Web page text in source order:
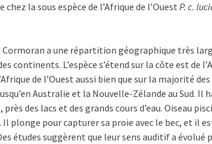
chez la sous espèce de l’Afrique de l’Ouest P. c.
Cormoran a une répartition géographique très
continents. L’espèce s’étend sur la côte est de
de l’Ouest aussi bien que sur la majorité
Australie et la Nouvelle-Zélande au Sud.
près des lacs et des grands cours d’eau. Oiseau
Il plonge pour capturer sa proie avec le bec, et il
études suggèrent que leur sens auditif a